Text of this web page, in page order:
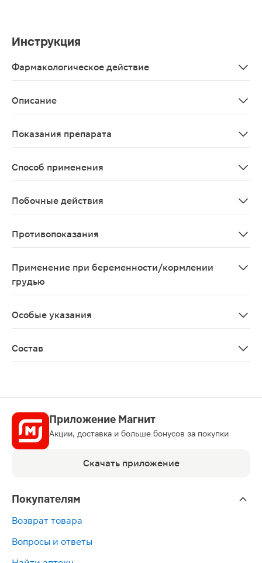
Инструкция
Фармакологическое действие
Описание
Показания препарата
Способ применения
Побочные действия
Противопоказания
Применение при беременности/кормлении
грудью
Особые указания
Состав
Приложение Магнит
Акции, доставка и больше бонусов за покупки
Скачать приложение
Покупателям
Возврат товара
Вопросы и ответы